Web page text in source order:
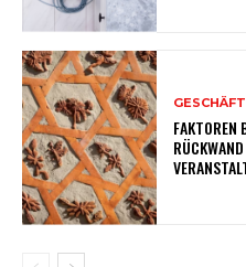
FAKTOREN